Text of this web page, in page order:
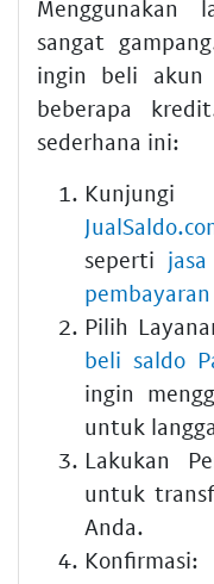
Menggunakan
sangat
ingin beli akun
beberapa
sederhana ini:
seperti
Pilih
beli saldo
ingin
untuk
Lakukan
untuk
Anda.
Konfirmasi: